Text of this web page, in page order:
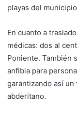
playas del
En cuanto a
médicas: dos al
Poniente. También
anfibia para
garantizando así
abderitano.